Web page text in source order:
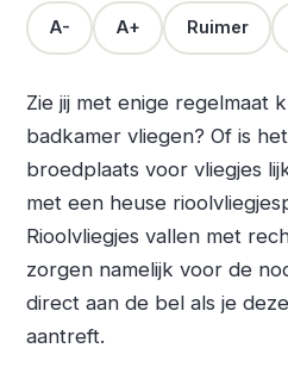
A- A+ Ruimer
Zie jij met enige regelmaat
badkamer vliegen? Of is
broedplaats voor vliegjes
met een heuse
Rioolvliegjes vallen met
zorgen namelijk voor de
direct aan de bel als je
aantreft.